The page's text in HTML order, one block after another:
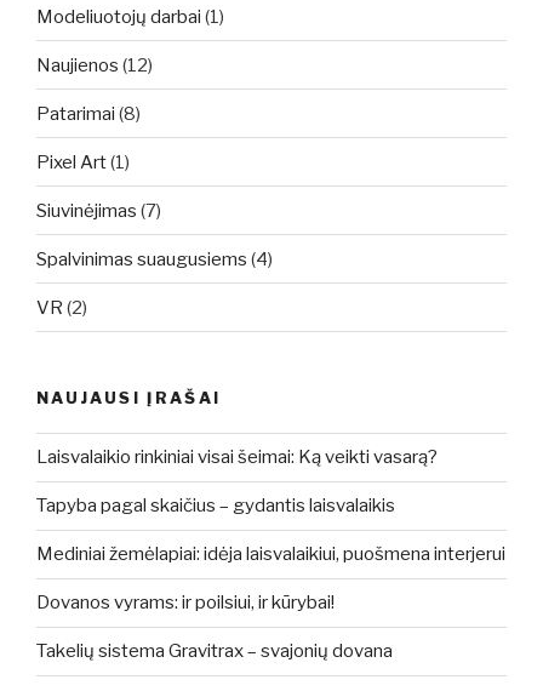
Modeliuotojų darbai (1)
Naujienos (12)
Patarimai (8)
Pixel Art(1)
Siuvinėjimas (7)
Spalvinimas suaugusiems (4)
VR (2)
NAUJAUSI ĮRAŠAI
Laisvalaikio rinkiniai visai šeimai: Ką veikti vasarą?
Tapyba pagal skaičius – gydantis laisvalaikis
Mediniai žemėlapiai: idėja laisvalaikiui, puošmena interjerui
Dovanos vyrams: ir poilsiui, ir kūrybai!
Takelių sistema Gravitrax – svajonių dovana